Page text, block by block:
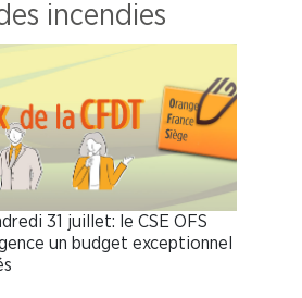
incendies
31 juillet: le CSE OFS
un budget exceptionnel